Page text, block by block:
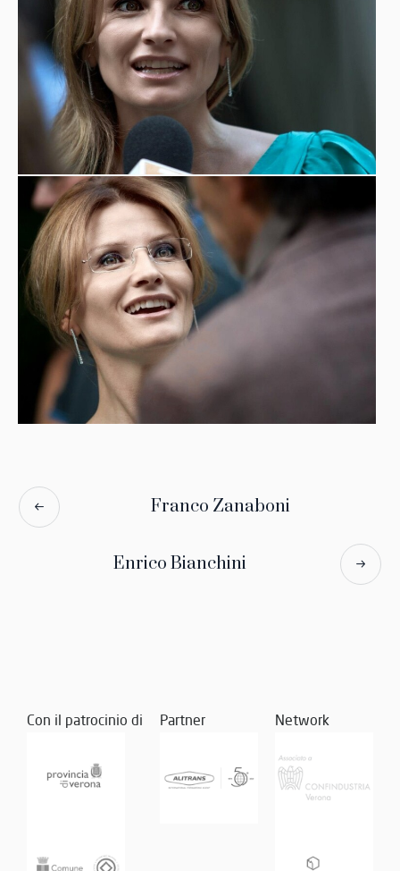
Franco Zanaboni
Enrico Bianchini
Con il patrocinio di Partner Network